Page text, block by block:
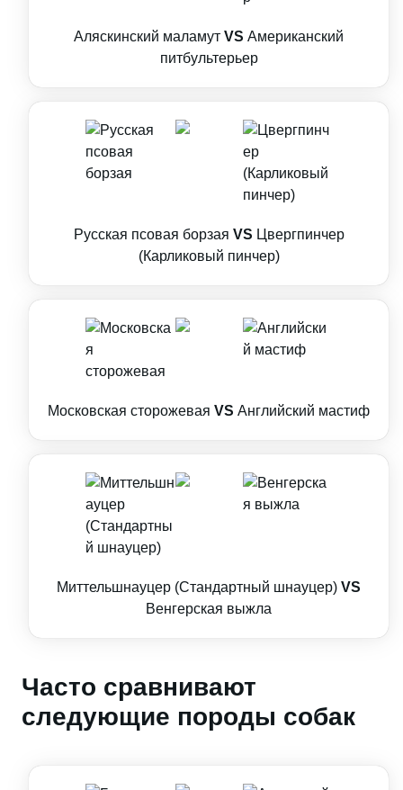
Аляскинский маламут VS Американский
питбультерьер
Русская псовая борзая VS Цвергпинчер
(Карликовый пинчер)
Московская сторожевая VS Английский мастиф
Миттельшнауцер (Стандартный шнауцер) VS
Венгерская выжла
Часто сравнивают
следующие породы собак